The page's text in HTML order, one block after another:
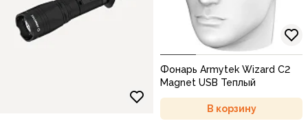
Фонарь Armytek Wizard C2
Magnet USB Теплый
В корзину